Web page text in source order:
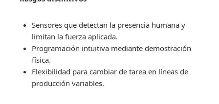
Sensores que detectan la presencia humana y
limitan la fuerza aplicada.
Programación intuitiva mediante demostración
física.
Flexibilidad para cambiar de tarea en líneas de
producción variables.